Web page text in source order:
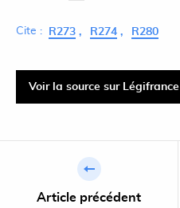
Cite : R273 R274 R280
Voir la source sur Légifrance
Article précédent